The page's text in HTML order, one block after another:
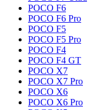
POCO F6
POCO F6 Pro
POCO F5
POCO F5 Pro
POCO F4
POCO F4 GT
POCO X7
POCO X7 Pro
POCO X6
POCO X6 Pro